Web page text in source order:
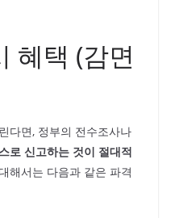
혜택 (감면
다면, 정부의 전수조사나
로 신고하는 것이 절대적
해서는 다음과 같은 파격